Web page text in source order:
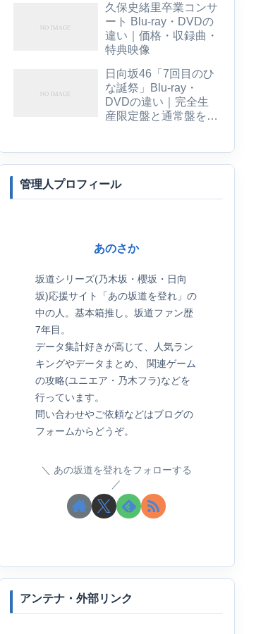
久保史緒里卒業コンサ
ート Blu-ray・DVDの
違い｜価格・収録曲・
特典映像
日向坂46「7回目のひ
な誕祭」Blu-ray・
DVDの違い｜完全生
産限定盤と通常盤を比
管理人プロフィール
あのさか
坂道シリーズ(乃木坂・櫻坂・日向
坂)応援サイト「あの坂道を登れ」の
中の人。基本箱推し。坂道ファン歴
7年目。
データ集計好きが高じて、人気ラン
キングやデータまとめ、 関連ゲーム
の攻略(ユニエア・乃木フラ)などを
行っています。
問い合わせやご依頼などはブログの
フォームからどうぞ。
あの坂道を登れをフォローする
アンテナ・外部リンク